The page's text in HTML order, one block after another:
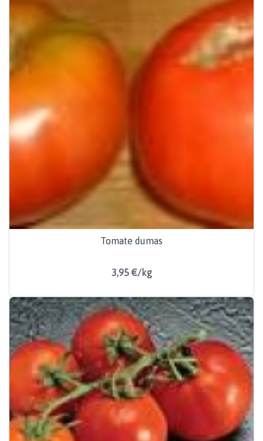
Tomate dumas
3,95 €/kg